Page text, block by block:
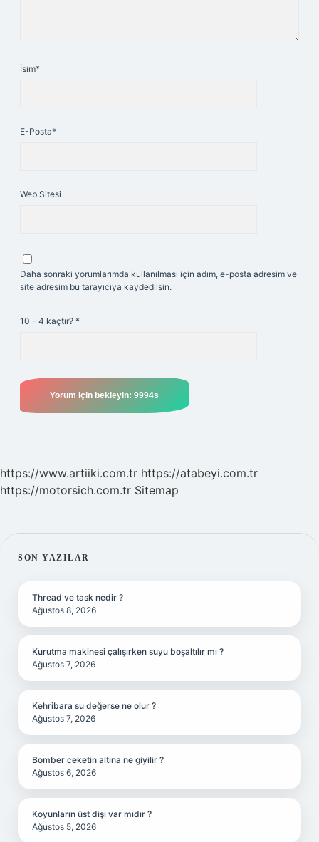
İsim*
E-Posta*
Web Sitesi
Daha sonraki yorumlarımda kullanılması için adım, e-posta adresim ve
site adresim bu tarayıcıya kaydedilsin.
10 - 4 kaçtır? *
https://www.artiiki.com.tr https://atabeyi.com.tr
https://motorsich.com.tr Sitemap
SIDEBAR
SON YAZILAR
Thread ve task nedir ?
Ağustos 8, 2026
Kurutma makinesi çalışırken suyu boşaltılır mı ?
Ağustos 7, 2026
Kehribara su değerse ne olur ?
Ağustos 7, 2026
Bomber ceketin altina ne giyilir ?
Ağustos 6, 2026
Koyunların üst dişi var mıdır ?
Ağustos 5, 2026